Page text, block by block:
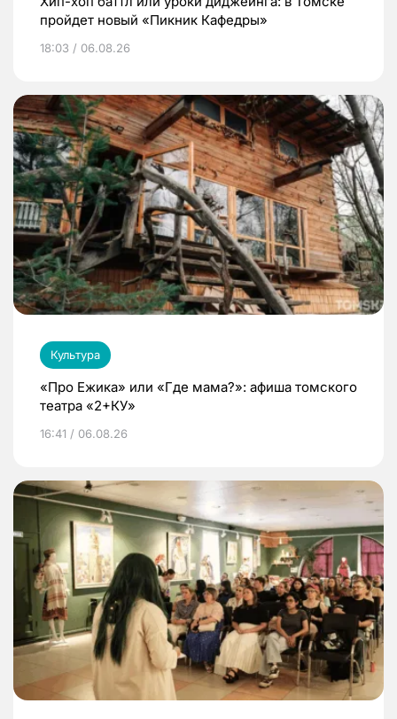
пройдет новый «Пикник Кафедры»
18:03 / 06.08.26
Культура
«Про Ежика» или «Где мама?»: афиша томского
театра «2+КУ»
16:41 / 06.08.26